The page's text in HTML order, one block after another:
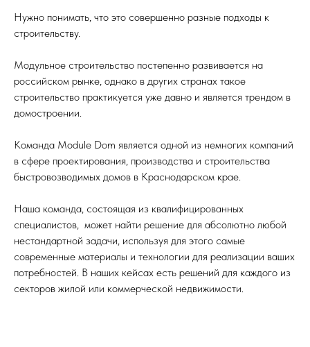
Нужно понимать, что это совершенно разные подходы к
строительству.
Модульное строительство постепенно развивается на
российском рынке, однако в других странах такое
строительство практикуется уже давно и является трендом в
домостроении.
Команда Module Dom является одной из немногих компаний
в сфере проектирования, производства и строительства
быстровозводимых домов в Краснодарском крае.
Наша команда, состоящая из квалифицированных
специалистов, может найти решение для абсолютно любой
нестандартной задачи, используя для этого самые
современные материалы и технологии для реализации ваших
потребностей. В наших кейсах есть решений для каждого из
секторов жилой или коммерческой недвижимости.